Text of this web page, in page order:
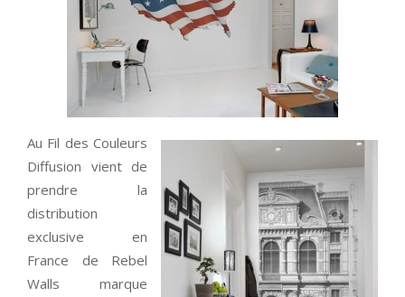
Au Fil des Couleurs
Diffusion vient de
prendre la
distribution
exclusive en
France de Rebel
Walls marque